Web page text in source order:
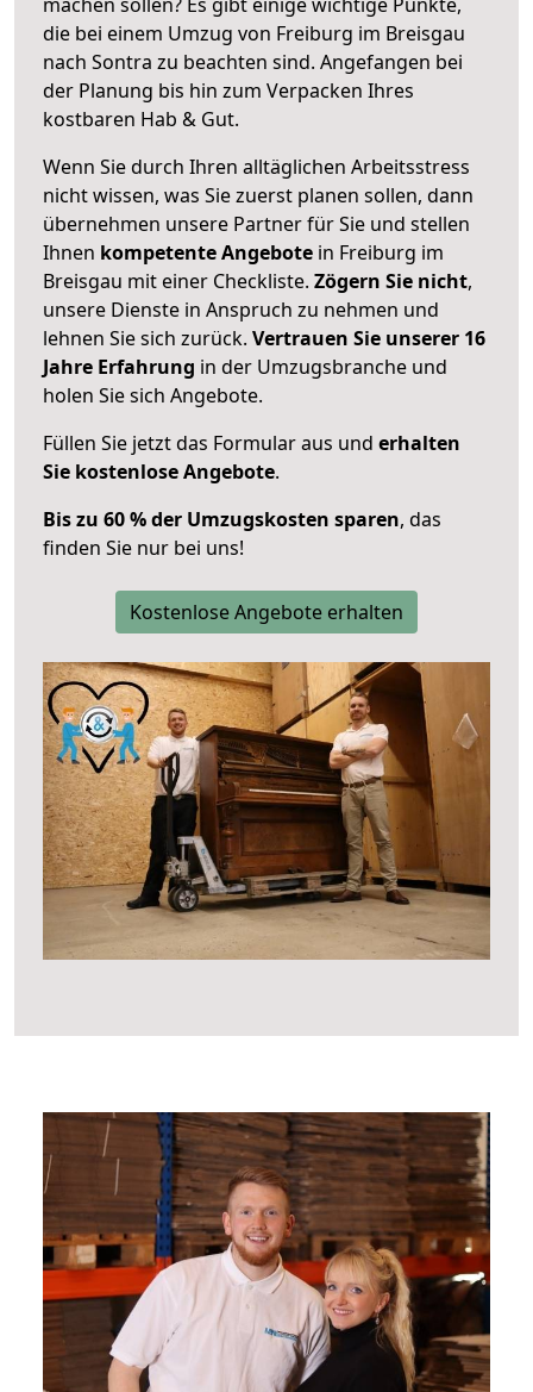
die bei einem Umzug von Freiburg im Breisgau
nach Sontra zu beachten sind. Angefangen bei
der Planung bis hin zum Verpacken Ihres
kostbaren Hab & Gut.
Wenn Sie durch Ihren alltäglichen Arbeitsstress
nicht wissen, was Sie zuerst planen sollen, dann
übernehmen unsere Partner für Sie und stellen
Ihnen kompetente Angebote in Freiburg im
Breisgau mit einer Checkliste. Zögern Sie nicht,
unsere Dienste in Anspruch zu nehmen und
lehnen Sie sich zurück. Vertrauen Sie unserer 16
Jahre Erfahrung in der Umzugsbranche und
holen Sie sich Angebote.
Füllen Sie jetzt das Formular aus und erhalten
Sie kostenlose Angebote.
Bis zu 60 % der Umzugskosten sparen, das
finden Sie nur bei uns!
Kostenlose Angebote erhalten